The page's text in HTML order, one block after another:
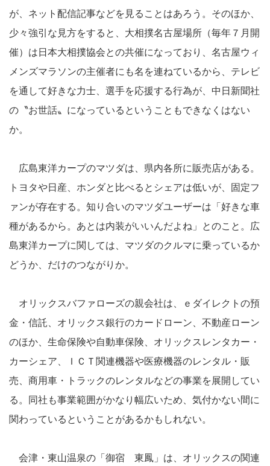
が、ネット配信記事などを見ることはあろう。そのほか、
少々強引な見方をすると、大相撲名古屋場所（毎年７月開
催）は日本大相撲協会との共催になっており、名古屋ウィ
メンズマラソンの主催者にも名を連ねているから、テレビ
を通して好きな力士、選手を応援する行為が、中日新聞社
の〝お世話〟になっているということもできなくはない
か。
広島東洋カープのマツダは、県内各所に販売店がある。
トヨタや日産、ホンダと比べるとシェアは低いが、固定フ
ァンが存在する。知り合いのマツダユーザーは「好きな車
種があるから。あとは内装がいいんだよね」とのこと。広
島東洋カープに関しては、マツダのクルマに乗っているか
どうか、だけのつながりか。
オリックスバファローズの親会社は、ｅダイレクトの預
金・信託、オリックス銀行のカードローン、不動産ローン
のほか、生命保険や自動車保険、オリックスレンタカー・
カーシェア、ＩＣＴ関連機器や医療機器のレンタル・販
売、商用車・トラックのレンタルなどの事業を展開してい
る。同社も事業範囲がかなり幅広いため、気付かない間に
関わっているということがあるかもしれない。
会津・東山温泉の「御宿 東鳳」は、オリックスの関連